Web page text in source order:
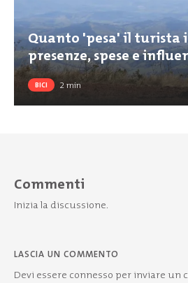
Quanto 'pesa' il turista
presenze, spese e
BICI 2min
Commenti
Inizia la discussione.
LASCIA UN COMMENTO
Devi essere connesso per inviare un